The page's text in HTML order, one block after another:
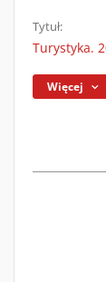
Tytuł:
Turystyka.
Więcej